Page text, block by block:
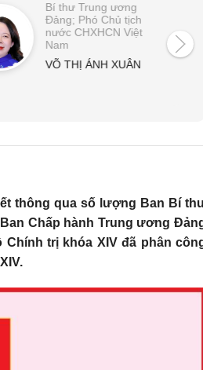
Bí thư Trung ương
Đảng; Phó Chủ tịch
nước CHXHCN Việt
Nam
VÕ THỊ ÁNH XUÂN
thông qua số lượng Ban Bí
Chấp hành Trung ương
trị khóa XIV đã phân